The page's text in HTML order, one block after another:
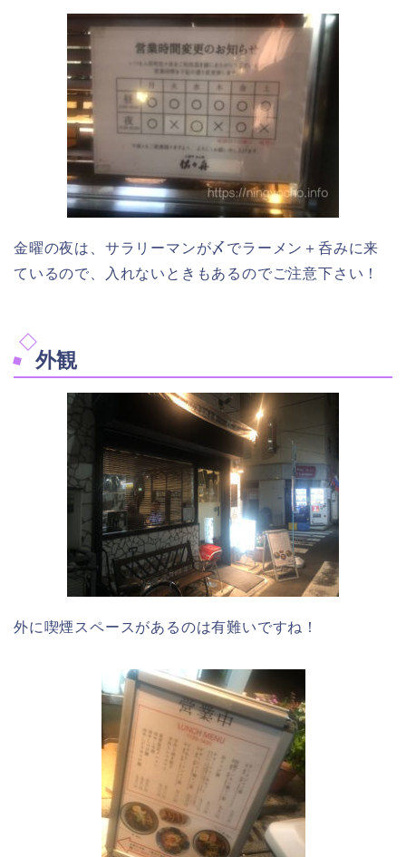
金曜の夜は、サラリーマンが〆でラーメン＋呑みに来
ているので、入れないときもあるのでご注意下さい！
外観
外に喫煙スペースがあるのは有難いですね！